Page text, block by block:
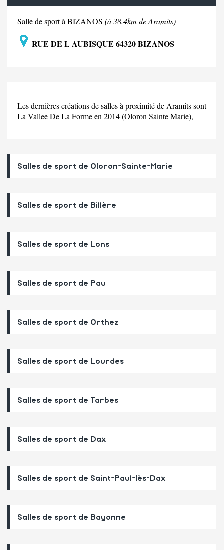
Salle de sport à BIZANOS (à 38.4km de Aramits)
RUE DE L AUBISQUE 64320 BIZANOS
Les dernières créations de salles à proximité de Aramits sont
La Vallee De La Forme en 2014 (Oloron Sainte Marie),
Salles de sport de Oloron-Sainte-Marie
Salles de sport de Billère
Salles de sport de Lons
Salles de sport de Pau
Salles de sport de Orthez
Salles de sport de Lourdes
Salles de sport de Tarbes
Salles de sport de Dax
Salles de sport de Saint-Paul-lès-Dax
Salles de sport de Bayonne